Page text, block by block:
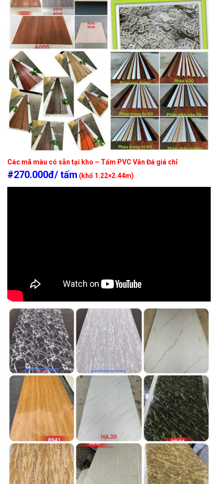
Các mã màu có sẵn tại kho – Tấm PVC Vân Đá giá chỉ
#270.000đ/ tấm (khổ 1.22×2.44m)